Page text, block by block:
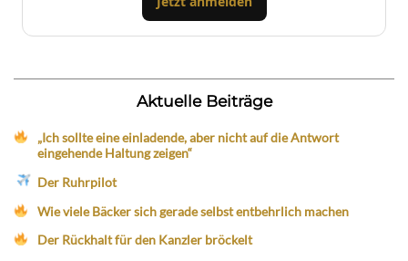
Aktuelle Beiträge
„Ich sollte eine einladende, aber nicht auf die Antwort
eingehende Haltung zeigen“
Der Ruhrpilot
Wie viele Bäcker sich gerade selbst entbehrlich machen
Der Rückhalt für den Kanzler bröckelt